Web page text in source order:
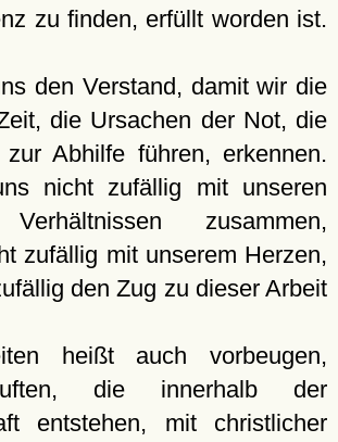
zu finden, erfüllt worden ist.
den Verstand, damit wir die
die Ursachen der Not, die
Abhilfe führen, erkennen.
nicht zufällig mit unseren
zusammen,
zufällig mit unserem Herzen,
den Zug zu dieser Arbeit
heißt auch vorbeugen,
die innerhalb der
entstehen, mit christlicher